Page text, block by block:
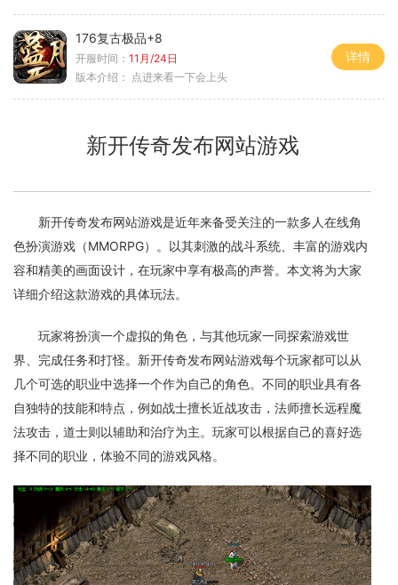
176复古极品+8
开服时间： 11月/24日
版本介绍： 点进来看一下会上头
详情
新开传奇发布网站游戏
新开传奇发布网站游戏是近年来备受关注的一款多人在线角
色扮演游戏（MMORPG）。以其刺激的战斗系统、丰富的游戏内
容和精美的画面设计，在玩家中享有极高的声誉。本文将为大家
详细介绍这款游戏的具体玩法。
玩家将扮演一个虚拟的角色，与其他玩家一同探索游戏世
界、完成任务和打怪。新开传奇发布网站游戏每个玩家都可以从
几个可选的职业中选择一个作为自己的角色。不同的职业具有各
自独特的技能和特点，例如战士擅长近战攻击，法师擅长远程魔
法攻击，道士则以辅助和治疗为主。玩家可以根据自己的喜好选
择不同的职业，体验不同的游戏风格。